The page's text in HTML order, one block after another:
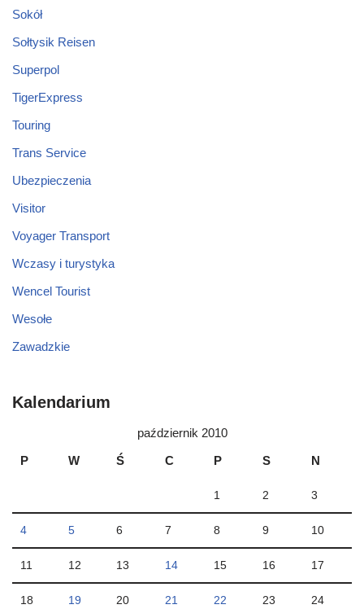
Sokół
Sołtysik Reisen
Superpol
TigerExpress
Touring
Trans Service
Ubezpieczenia
Visitor
Voyager Transport
Wczasy i turystyka
Wencel Tourist
Wesołe
Zawadzkie
Kalendarium
październik 2010
P
W Ś C P S N
1 2 3
4 5 6 7 8 9 10
11 12 13 14 15 16 17
18 19 20 21 22 23 24